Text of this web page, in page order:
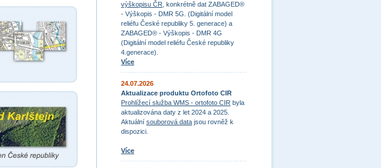
výškopisu ČR , konkrétně dat ZABAGED®
- Výškopis - DMR 5G. (Digitální model
reliéfu České republiky 5. generace) a
ZABAGED® - Výškopis - DMR 4G
(Digitální model reliéfu České republiky
4.generace).
Více
24.07.2026
Aktualizace produktu Ortofoto CIR
Prohlížecí služba WMS - ortofoto CIR byla
aktualizována daty z let 2024 a 2025.
Aktuální souborová data jsou rovněž k
dispozici.
Více